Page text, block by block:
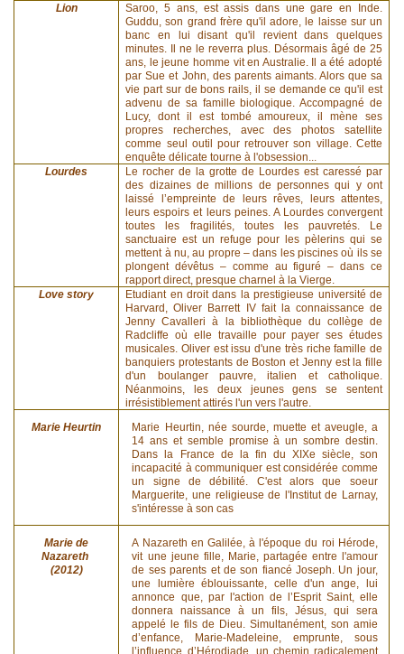
Lion
Saroo, 5 ans, est assis dans une gare en Inde.
Guddu, son grand frère qu'il adore, le laisse sur un
banc en lui disant qu'il revient dans quelques
minutes. Il ne le reverra plus. Désormais âgé de 25
ans, le jeune homme vit en Australie. Il a été adopté
par Sue et John, des parents aimants. Alors que sa
vie part sur de bons rails, il se demande ce qu'il est
advenu de sa famille biologique. Accompagné de
Lucy, dont il est tombé amoureux, il mène ses
propres recherches, avec des photos satellite
comme seul outil pour retrouver son village. Cette
enquête délicate tourne à l'obsession...
Lourdes
Le rocher de la grotte de Lourdes est caressé par
des dizaines de millions de personnes qui y ont
laissé l’empreinte de leurs rêves, leurs attentes,
leurs espoirs et leurs peines. A Lourdes convergent
toutes les fragilités, toutes les pauvretés. Le
sanctuaire est un refuge pour les pèlerins qui se
mettent à nu, au propre – dans les piscines où ils se
plongent dévêtus – comme au figuré – dans ce
rapport direct, presque charnel à la Vierge.
Love story
Etudiant en droit dans la prestigieuse université de
Harvard, Oliver Barrett IV fait la connaissance de
Jenny Cavalleri à la bibliothèque du collège de
Radcliffe où elle travaille pour payer ses études
musicales. Oliver est issu d'une très riche famille de
banquiers protestants de Boston et Jenny est la fille
d'un boulanger pauvre, italien et catholique.
Néanmoins, les deux jeunes gens se sentent
irrésistiblement attirés l'un vers l'autre.
Marie Heurtin
Marie Heurtin, née sourde, muette et aveugle, a
14 ans et semble promise à un sombre destin.
Dans la France de la fin du XIXe siècle, son
incapacité à communiquer est considérée comme
un signe de débilité. C'est alors que soeur
Marguerite, une religieuse de l'Institut de Larnay,
s'intéresse à son cas
Marie de
Nazareth
(2012)
A Nazareth en Galilée, à l'époque du roi Hérode,
vit une jeune fille, Marie, partagée entre l'amour
de ses parents et de son fiancé Joseph. Un jour,
une lumière éblouissante, celle d'un ange, lui
annonce que, par l'action de l’Esprit Saint, elle
donnera naissance à un fils, Jésus, qui sera
appelé le fils de Dieu. Simultanément, son amie
d’enfance, Marie-Madeleine, emprunte, sous
l’influence d’Hérodiade, un chemin radicalement